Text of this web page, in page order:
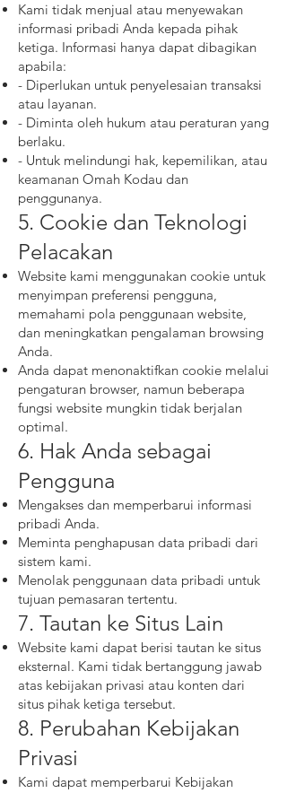
Kami tidak menjual atau menyewakan
informasi pribadi Anda kepada pihak
ketiga. Informasi hanya dapat dibagikan
apabila:
- Diperlukan untuk penyelesaian transaksi
atau layanan.
- Diminta oleh hukum atau peraturan yang
berlaku.
- Untuk melindungi hak, kepemilikan, atau
keamanan Omah Kodau dan
penggunanya.
5. Cookie dan Teknologi
Pelacakan
Website kami menggunakan cookie untuk
menyimpan preferensi pengguna,
memahami pola penggunaan website,
dan meningkatkan pengalaman browsing
Anda.
Anda dapat menonaktifkan cookie melalui
pengaturan browser, namun beberapa
fungsi website mungkin tidak berjalan
optimal.
6. Hak Anda sebagai
Pengguna
Mengakses dan memperbarui informasi
pribadi Anda.
Meminta penghapusan data pribadi dari
sistem kami.
Menolak penggunaan data pribadi untuk
tujuan pemasaran tertentu.
7. Tautan ke Situs Lain
Website kami dapat berisi tautan ke situs
eksternal. Kami tidak bertanggung jawab
atas kebijakan privasi atau konten dari
situs pihak ketiga tersebut.
8. Perubahan Kebijakan
Privasi
Kami dapat memperbarui Kebijakan